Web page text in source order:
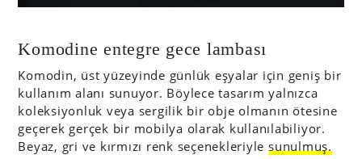
Komodine entegre gece lambası
Komodin, üst yüzeyinde günlük eşyalar için geniş bir
kullanım alanı sunuyor. Böylece tasarım yalnızca
koleksiyonluk veya sergilik bir obje olmanın ötesine
geçerek gerçek bir mobilya olarak kullanılabiliyor.
Beyaz, gri ve kırmızı renk seçenekleriyle sunulmuş.